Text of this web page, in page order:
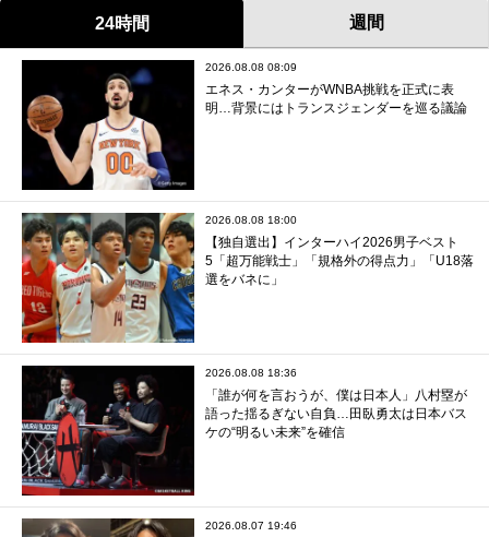
24時間 週間
2026.08.08 08:09
エネス・カンターがWNBA挑戦を正式に表
明…背景にはトランスジェンダーを巡る議論
2026.08.08 18:00
【独自選出】インターハイ2026男子ベスト
5「超万能戦士」「規格外の得点力」「U18落
選をバネに」
2026.08.08 18:36
「誰が何を言おうが、僕は日本人」八村塁が
語った揺るぎない自負…田臥勇太は日本バス
ケの“明るい未来”を確信
2026.08.07 19:46